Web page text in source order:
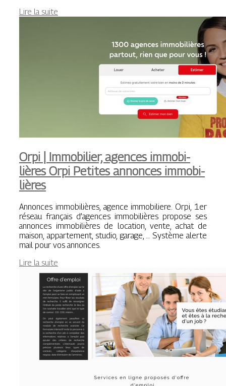
Lire la suite
Orpi | Immobilier, agences im­mobi­
lières Orpi Petites annonces im­mobi­
lières
Annonces immobilières, agence immobiliere. Orpi, 1er
réseau français d’agences immobilières propose ses
annonces immobilières de location, vente, achat de
maison, appartement, studio, garage, … Système alerte
mail pour vos annonces.
Lire la suite